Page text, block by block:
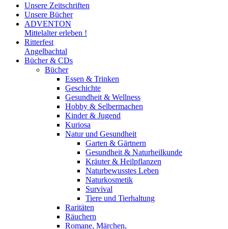
Unsere Zeitschriften
Unsere Bücher
ADVENTON
Mittelalter erleben !
Ritterfest
Angelbachtal
Bücher & CDs
Bücher
Essen & Trinken
Geschichte
Gesundheit & Wellness
Hobby & Selbermachen
Kinder & Jugend
Kuriosa
Natur und Gesundheit
Garten & Gärtnern
Gesundheit & Naturheilkunde
Kräuter & Heilpflanzen
Naturbewusstes Leben
Naturkosmetik
Survival
Tiere und Tierhaltung
Raritäten
Räuchern
Romane, Märchen,